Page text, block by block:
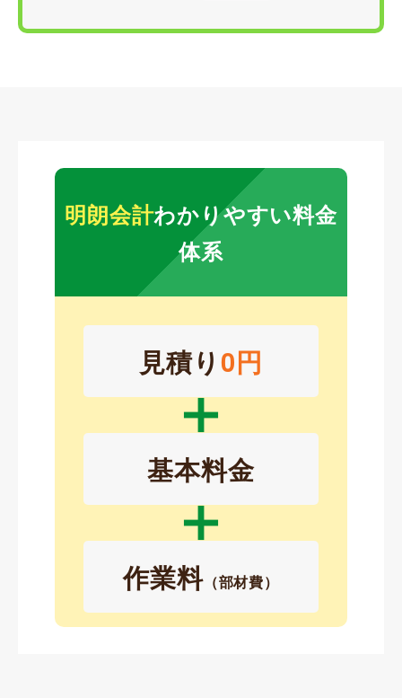
明朗会計わかりやすい料金
体系
見積り0円
基本料金
作業料（部材費）